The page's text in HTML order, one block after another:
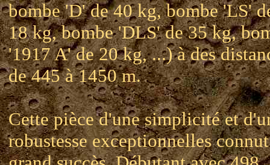
bombe 'D' de 40 kg, bombe 'LS'
18 kg, bombe 'DLS' de 35 kg,
'1917 A' de 20 kg, ...) à des
de 445 à 1450 m.
Cette pièce d'une simplicité et
robustesse exceptionnelles